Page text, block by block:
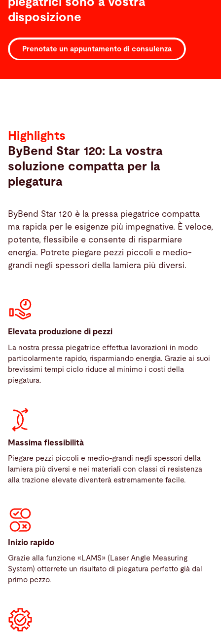
disposizione
Prenotate un appuntamento di consulenza
Highlights
ByBend Star 120: La vostra
soluzione compatta per la
piegatura
ByBend Star 120 è la pressa piegatrice compatta
ma rapida per le esigenze più impegnative. È veloce,
potente, flessibile e consente di risparmiare
energia. Potrete piegare pezzi piccoli e medio-
grandi negli spessori della lamiera più diversi.
Elevata produzione di pezzi
La nostra pressa piegatrice effettua lavorazioni in modo
particolarmente rapido, risparmiando energia. Grazie ai suoi
brevissimi tempi ciclo riduce al minimo i costi della
piegatura.
Massima flessibilità
Piegare pezzi piccoli e medio-grandi negli spessori della
lamiera più diversi e nei materiali con classi di resistenza
alla trazione elevate diventerà estremamente facile.
Inizio rapido
Grazie alla funzione «LAMS» (Laser Angle Measuring
System) otterrete un risultato di piegatura perfetto già dal
primo pezzo.